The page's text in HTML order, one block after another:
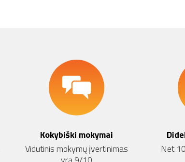
Kokybiški mokymai
Vidutinis mokymų įvertinimas
Net